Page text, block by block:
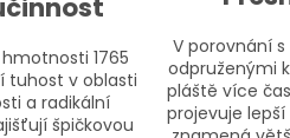
1765
tuhost v oblasti
a radikální
špičkovou
V porovnání
odpruženými
pláště více
projevuje